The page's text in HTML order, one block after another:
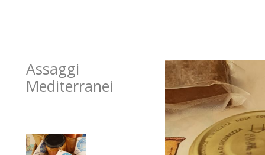
Assaggi
Mediterranei